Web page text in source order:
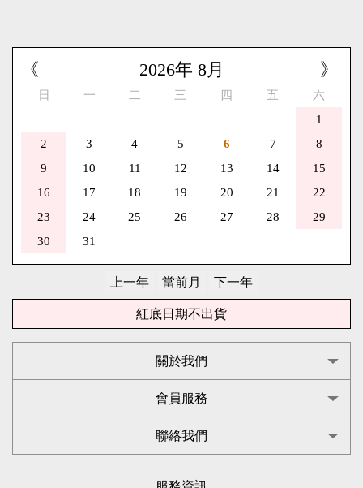
《 》
2026年 8月
日 一 二 三 四 五
六
1
2
3 4 5 6 7
8
9
10 11 12 13 14
15
16
17 18 19 20 21
22
23
24 25 26 27 28
29
30
31
紅底日期不出貨
關於我們
會員服務
聯絡我們